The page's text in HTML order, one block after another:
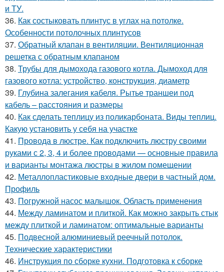
и ТУ.
36. Как состыковать плинтус в углах на потолке.
Особенности потолочных плинтусов
37. Обратный клапан в вентиляции. Вентиляционная
решетка с обратным клапаном
38. Трубы для дымохода газового котла. Дымоход для
газового котла: устройство, конструкция, диаметр
39. Глубина залегания кабеля. Рытье траншеи под
кабель – расстояния и размеры
40. Как сделать теплицу из поликарбоната. Виды теплиц.
Какую установить у себя на участке
41. Провода в люстре. Как подключить люстру своими
руками с 2, 3, 4 и более проводами — основные правила
и варианты монтажа люстры в жилом помещении
42. Металлопластиковые входные двери в частный дом.
Профиль
43. Погружной насос малышок. Область применения
44. Между ламинатом и плиткой. Как можно закрыть стык
между плиткой и ламинатом: оптимальные варианты
45. Подвесной алюминиевый реечный потолок.
Технические характеристики
46. Инструкция по сборке кухни. Подготовка к сборке